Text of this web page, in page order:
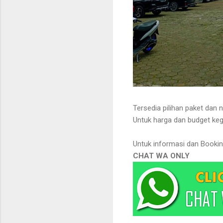
Tersedia pilihan paket dan
Untuk harga dan budget
Untuk informasi dan
CHAT WA ONLY